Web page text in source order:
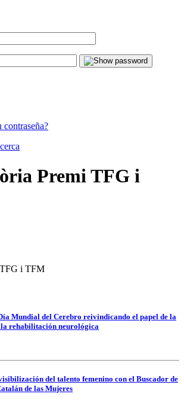
contraseña?
Premi TFG i
i TFM
Mundial del Cerebro reivindicando el papel de la
rehabilitación neurológica
del talento femenino con el Buscador de
de las Mujeres